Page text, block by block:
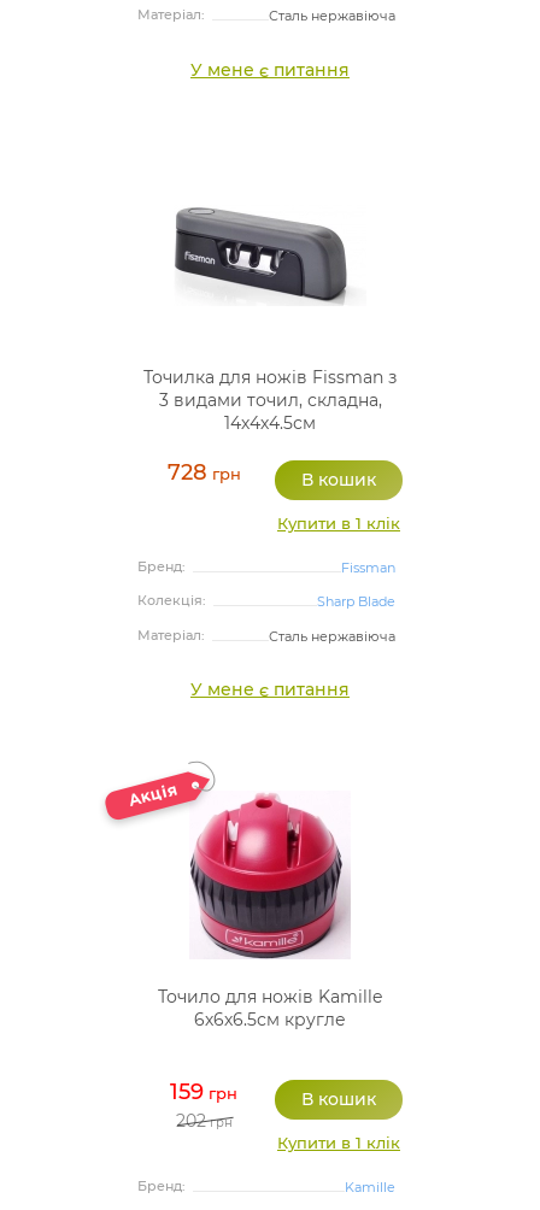
Матеріал:
Сталь нержавіюча
У мене є питання
Точилка для ножів Fissman з
3 видами точил, складна,
14х4х4.5см
728 грн
Купити в 1 клік
Бренд:
Fissman
Колекція:
Sharp Blade
Матеріал:
Сталь нержавіюча
У мене є питання
Точило для ножів Kamille
6х6х6.5см кругле
159 грн
202грн
Купити в 1 клік
Бренд: Kamille